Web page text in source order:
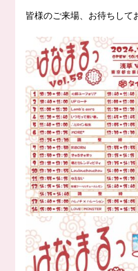
皆様のご来場、お待ちして